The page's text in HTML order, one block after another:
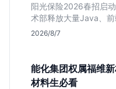
阳光保险2026春招启
术部释放大量Java、
校招门槛，分析技术岗
2026/8/7
能化集团权属福维
材料生必看